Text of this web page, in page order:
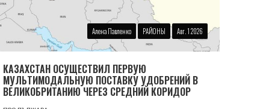
Алена Павленко РАЙОНЫ Авг. 1 2026
КАЗАХСТАН ОСУЩЕСТВИЛ ПЕРВУЮ
МУЛЬТИМОДАЛЬНУЮ ПОСТАВКУ УДОБРЕНИЙ В
ВЕЛИКОБРИТАНИЮ ЧЕРЕЗ СРЕДНИЙ КОРИДОР